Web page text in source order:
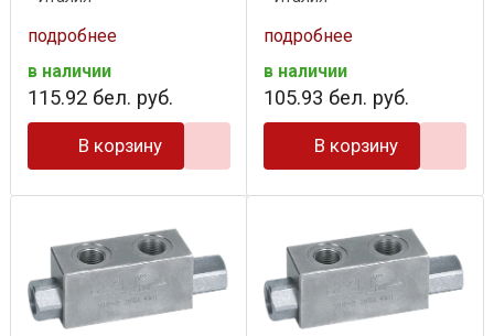
подробнее
в наличии
115.92 бел. руб.
В корзину
подробнее
в наличии
105.93 бел. руб.
В корзину